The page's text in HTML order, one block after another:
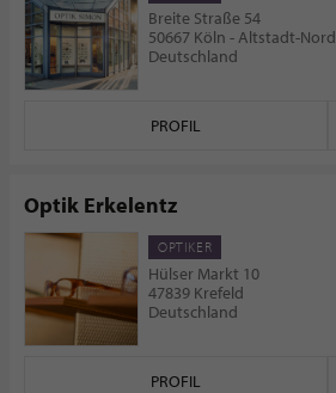
Breite Straße 54
50667 Köln - Altstadt-Nord
Deutschland
PROFIL
Optik Erkelentz
OPTIKER
Hülser Markt 10
47839 Krefeld
Deutschland
PROFIL